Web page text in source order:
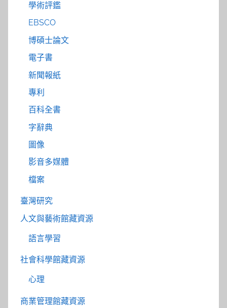
學術評鑑
EBSCO
博碩士論文
電子書
新聞報紙
專利
百科全書
字辭典
圖像
影音多媒體
檔案
臺灣研究
人文與藝術館藏資源
語言學習
社會科學館藏資源
心理
商業管理館藏資源